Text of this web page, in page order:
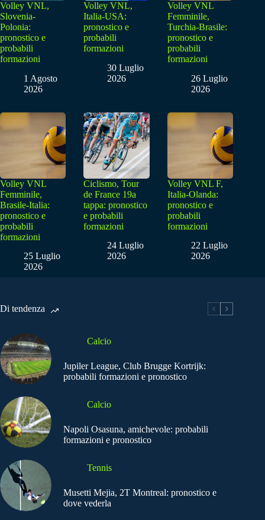
Volley VNL,
Slovenia-
Polonia:
pronostico e
probabili
formazioni
1 Agosto
2026
Volley VNL,
Italia-USA:
pronostico e
probabili
formazioni
30 Luglio
2026
Volley VNL
Femminile,
Turchia-Brasile:
pronostico e
probabili
formazioni
26 Luglio
2026
Volley VNL
Femminile,
Brasile-Italia:
pronostico e
probabili
formazioni
25 Luglio
2026
Ciclismo, Tour
de France 19a
tappa: pronostico
e probabili
formazioni
24 Luglio
2026
Volley VNL F,
Italia-Olanda:
pronostico e
probabili
formazioni
22 Luglio
2026
Di tendenza
Calcio
Jupiler League, Club Brugge Kortrijk:
probabili formazioni e pronostico
Calcio
Napoli Osasuna, amichevole: probabili
formazioni e pronostico
Tennis
Musetti Mejia, 2T Montreal: pronostico e
dove vederla